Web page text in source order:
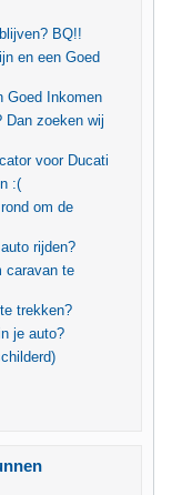
BQ!!
en een Goed
Goed Inkomen
Dan zoeken wij
voor Ducati
:(
om de
rijden?
caravan te
trekken?
je auto?